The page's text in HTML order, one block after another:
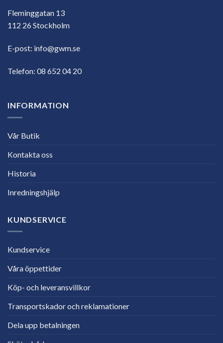
Fleminggatan 13
112 26 Stockholm
E-post: info@gwm.se
Telefon: 08 652 04 20
INFORMATION
Vår Butik
Kontakta oss
Historia
Inredningshjälp
KUNDSERVICE
Kundservice
Våra öppettider
Köp- och leveransvillkor
Transportskador och reklamationer
Dela upp betalningen